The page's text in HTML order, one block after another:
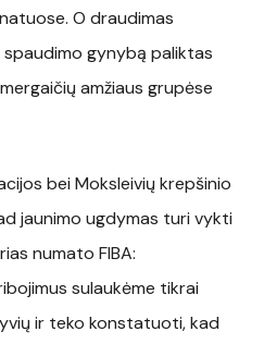
O draudimas
gynybą paliktas
amžiaus grupėse
bei Moksleivių krepšinio
jaunimo ugdymas turi vykti
numato FIBA:
sulaukėme tikrai
ir teko konstatuoti, kad